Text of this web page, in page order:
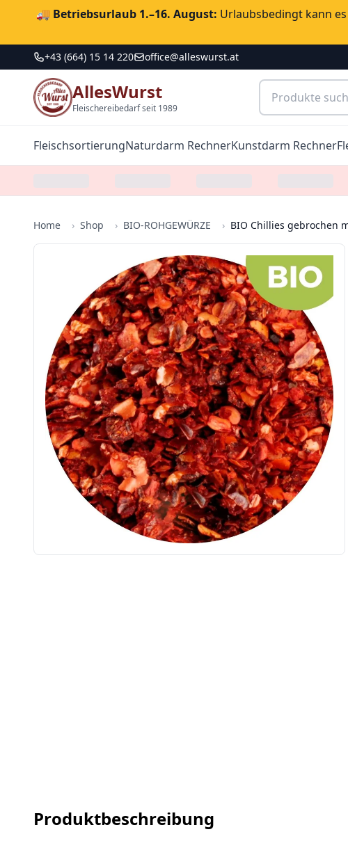
🚚 Betriebsurlaub 1.–16. August: Urlaubsbedingt kann
+43 (664) 15 14 220 office@alleswurst.at
AllesWurst
Fleischereibedarf seit 1989
FleischsortierungNaturdarm RechnerKunstdarm Rechner
Home › Shop › BIO-ROHGEWÜRZE › BIO Chillies gebrochen
Produktbeschreibung